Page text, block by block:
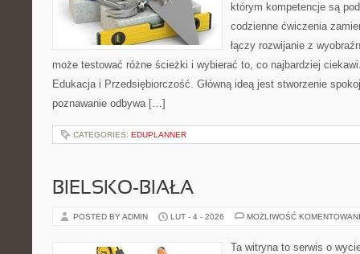
którym kompetencje są
codzienne ćwiczenia
łączy rozwijanie z
może testować różne ścieżki i wybierać to, co najbardziej
Edukacja i Przedsiębiorczość. Główną ideą jest stworzenie
poznawanie odbywa […]
CATEGORIES: EDUPLANNER
BIELSKO-BIAŁA
POSTED BY ADMIN LUT - 4 - 2026 MOŻLIWOŚĆ
Ta witryna to serwis o